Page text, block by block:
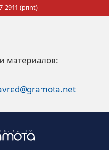
2911 (print)
материалов: